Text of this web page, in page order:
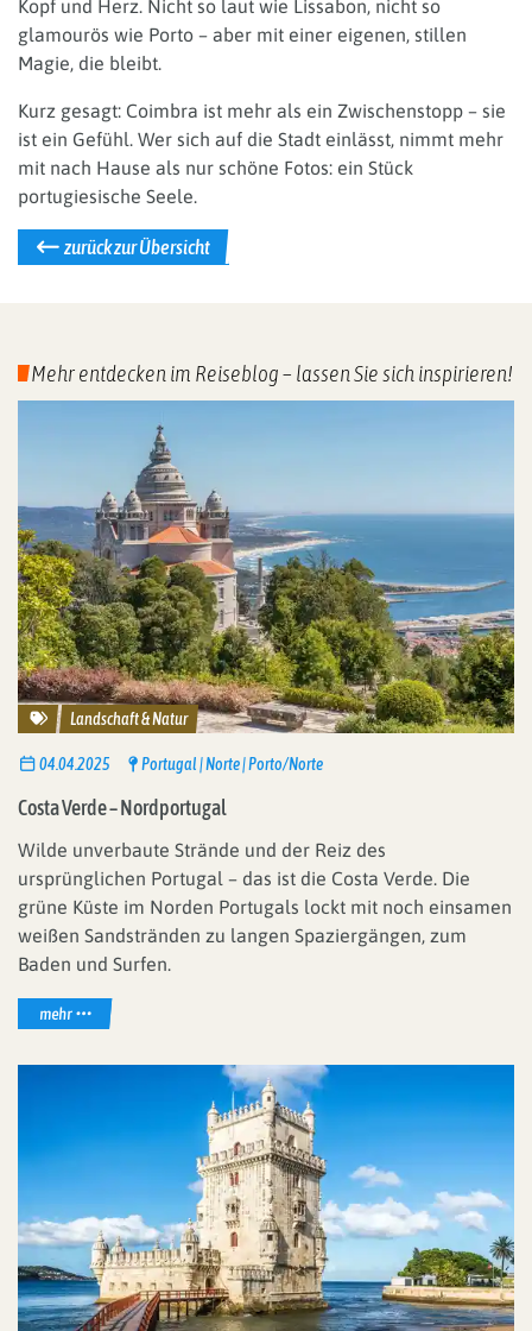
Kopf und Herz. Nicht so laut wie Lissabon, nicht so
glamourös wie Porto – aber mit einer eigenen, stillen
Magie, die bleibt.
Kurz gesagt: Coimbra ist mehr als ein Zwischenstopp – sie
ist ein Gefühl. Wer sich auf die Stadt einlässt, nimmt mehr
mit nach Hause als nur schöne Fotos: ein Stück
portugiesische Seele.
zurück zur Übersicht
Mehr entdecken im Reiseblog – lassen Sie sich inspirieren!
Costa Verde – Nordportugal
Wilde unverbaute Strände und der Reiz des
ursprünglichen Portugal – das ist die Costa Verde. Die
grüne Küste im Norden Portugals lockt mit noch einsamen
weißen Sandstränden zu langen Spaziergängen, zum
Baden und Surfen.
04.04.2025 Portugal Norte Porto/Norte
mehr
ReisethemenLandschaft & Natur